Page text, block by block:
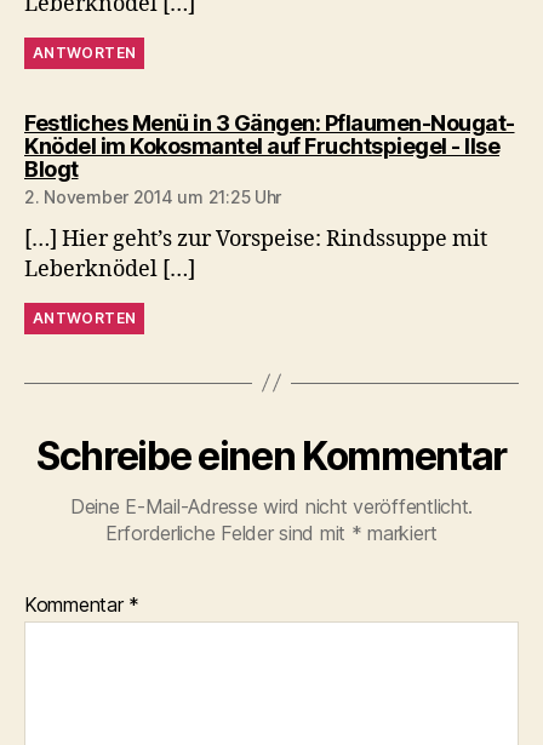
ANTWORTEN
Festliches Menü in 3 Gängen: Pflaumen-Nougat-
Knödel im Kokosmantel auf Fruchtspiegel - Ilse
Blogtsagt:
2. November 2014 um 21:25 Uhr
[…] Hier geht’s zur Vorspeise: Rindssuppe mit
Leberknödel […]
ANTWORTEN
Schreibe einen Kommentar
Deine E-Mail-Adresse wird nicht veröffentlicht.
Erforderliche Felder sind mit * markiert
Kommentar *